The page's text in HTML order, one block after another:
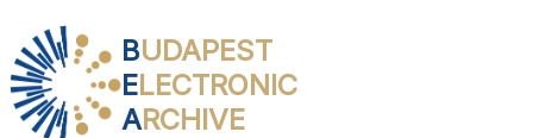
BUDAPEST
ELECTRONIC
ARCHIVE